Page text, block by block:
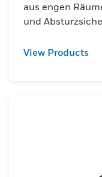
aus engen
und
View Products